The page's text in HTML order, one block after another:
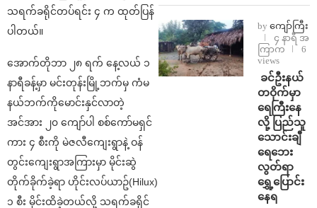
သရက်ခရိုင်တပ်ရင်း ၄ က ထုတ်ပြန်
ပါတယ်။
အောက်တိုဘာ ၂၈ ရက် နေ့လယ် ၁
နာရီခန့်မှာ မင်းတုန်းမြို့ဘက်မှ ကံမ
နယ်ဘက်ကိုမောင်းနှင်လာတဲ့
အင်အား ၂၀ ကျော်ပါ စစ်ကော်မရှင်
ကား ၄ စီးကို မဲဇလီကျေးရွာနဲ့ ဝန်
တွင်းကျေးရွာအကြားမှာ မိုင်းဆွဲ
တိုက်ခိုက်ခဲ့ရာ ဟိုင်းလပ်ယာဥ်(Hilux)
၁ စီး မိုင်းထိခဲ့တယ်လို့ သရက်ခရိုင်
by ကျော်ကြီး
၄ နာရီ အ
ကြာက
6
views
⁩ ⁨ခင်ဦးနယ်
တဝိုက်မှာ
ရေကြီးနေ
လို့ ပြည်သူ
သောင်းချီ
ရေဘေး
လွတ်ရာ
ရွှေ့ပြောင်း
နေရ